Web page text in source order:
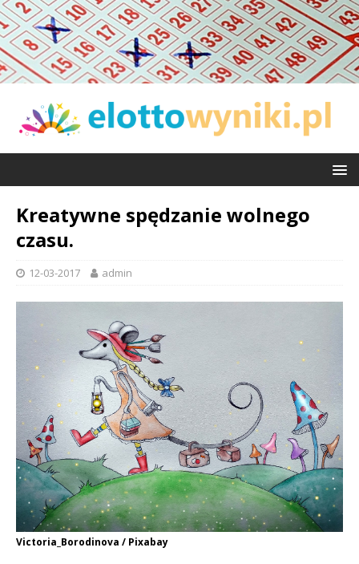
Kreatywne spędzanie wolnego
czasu.
12-03-2017 admin
Victoria_Borodinova / Pixabay